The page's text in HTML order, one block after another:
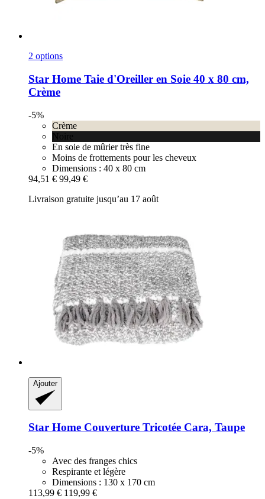
2 options
Star Home Taie d'Oreiller en Soie 40 x 80 cm,
Crème
-5%
Crème
Noire
En soie de mûrier très fine
Moins de frottements pour les cheveux
Dimensions : 40 x 80 cm
94,51 € 99,49 €
Livraison gratuite jusqu’au 17 août
Ajouter
Star Home Couverture Tricotée Cara, Taupe
-5%
Avec des franges chics
Respirante et légère
Dimensions : 130 x 170 cm
113,99 € 119,99 €